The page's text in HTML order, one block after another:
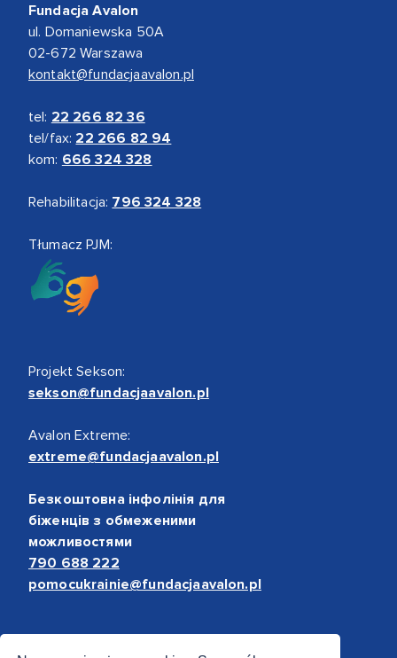
Fundacja Avalon
ul. Domaniewska 50A
02-672 Warszawa
kontakt@fundacjaavalon.pl
tel: 22 266 82 36
tel/fax: 22 266 82 94
kom: 666 324 328
Rehabilitacja: 796 324 328
Tłumacz PJM:
Projekt Sekson:
sekson@fundacjaavalon.pl
Avalon Extreme:
extreme@fundacjaavalon.pl
Безкоштовна інфолінія для
біженців з обмеженими
можливостями
790 688 222
pomocukrainie@fundacjaavalon.pl